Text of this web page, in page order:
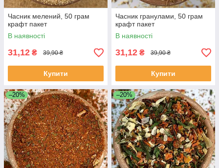
Часник мелений, 50 грам
крафт пакет
В наявності
31,12 ₴ 39,90 ₴
Купити
Часник гранулами, 50 грам
крафт пакет
В наявності
31,12 ₴ 39,90 ₴
Купити
–20% –20%